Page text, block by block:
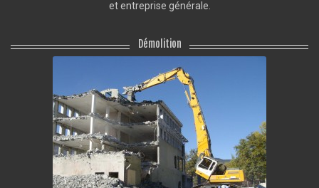
et entreprise générale.
Démolition